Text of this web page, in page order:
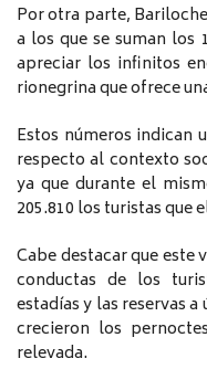
Por otra parte,
a los que se suman los
apreciar los infinitos
rionegrina que ofrece
Estos números indican
respecto al contexto
ya que durante el
205.810 los turistas que
Cabe destacar que este
conductas de los
estadías y las reservas
crecieron los
relevada.